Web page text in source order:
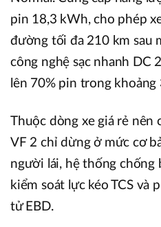
pin 18,3 kWh, cho phép
đường tối đa 210 km sau
công nghệ sạc nhanh DC
lên 70% pin trong khoảng
Thuộc dòng xe giá rẻ nên
VF 2 chỉ dừng ở mức cơ
người lái, hệ thống chống
kiểm soát lực kéo TCS và
tử EBD.